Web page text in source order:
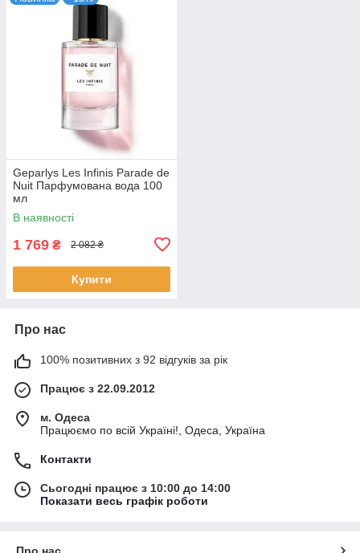
Geparlys Les Infinis Parade de
Nuit Парфумована вода 100
мл
В наявності
1 769 ₴ 2 082 ₴
Купити
Про нас
100% позитивних з 92 відгуків за рік
Працює з 22.09.2012
м. Одеса
Працюємо по всій Україні!, Одеса, Україна
Контакти
Сьогодні працює з 10:00 до 14:00
Показати весь графік роботи